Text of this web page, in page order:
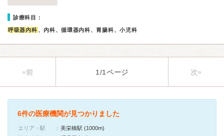
診療科目：
呼吸器内科 、内科、循環器内科、胃腸科、小児科
«前 1/1ページ 次»
6件の医療機関が見つかりました
エリア・駅
美栄橋駅 (1000m)